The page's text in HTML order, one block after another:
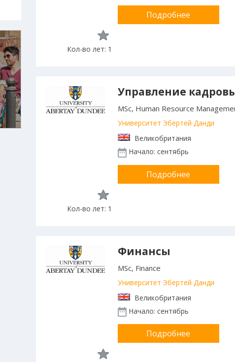
Подробнее
Кол-во лет: 1
Управление
MSc, Human Resource
Университет Эбертей Данди
Великобритания
Начало: сентябрь
Подробнее
Кол-во лет: 1
Финансы
MSc, Finance
Университет Эбертей Данди
Великобритания
Начало: сентябрь
Подробнее